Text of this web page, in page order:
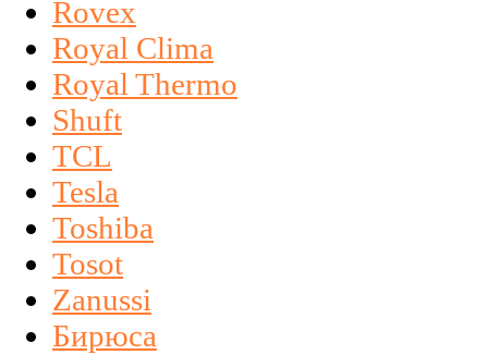
Rovex
Royal Clima
Royal Thermo
Shuft
TCL
Tesla
Toshiba
Tosot
Zanussi
Бирюса